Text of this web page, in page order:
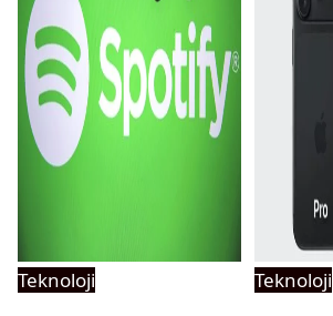
Teknoloji
Teknoloji